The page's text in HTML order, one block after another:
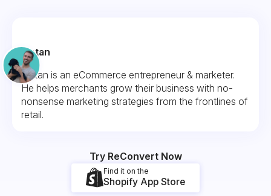
Fintan
Fintan is an eCommerce entrepreneur & marketer.
He helps merchants grow their business with no-
nonsense marketing strategies from the frontlines of
retail.
Try ReConvert Now
Find it on the
Shopify App Store